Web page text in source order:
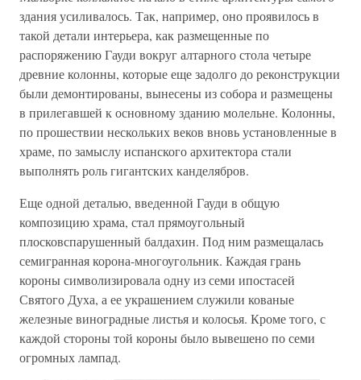
здания усиливалось. Так, например, оно проявилось в
такой детали интерьера, как размещенные по
распоряжению Гауди вокруг алтарного стола четыре
древние колонны, которые еще задолго до реконструкции
были демонтированы, вынесены из собора и размещены
в прилегавшей к основному зданию молельне. Колонны,
по прошествии нескольких веков вновь установленные в
храме, по замыслу испанского архитектора стали
выполнять роль гигантских канделябров.
Еще одной деталью, введенной Гауди в общую
композицию храма, стал прямоугольный
плосковспарушенный балдахин. Под ним размещалась
семигранная корона-многоугольник. Каждая грань
короны символизировала одну из семи ипостасей
Святого Духа, а ее украшением служили кованые
железные виноградные листья и колосья. Кроме того, с
каждой стороны той короны было вывешено по семи
огромных лампад.